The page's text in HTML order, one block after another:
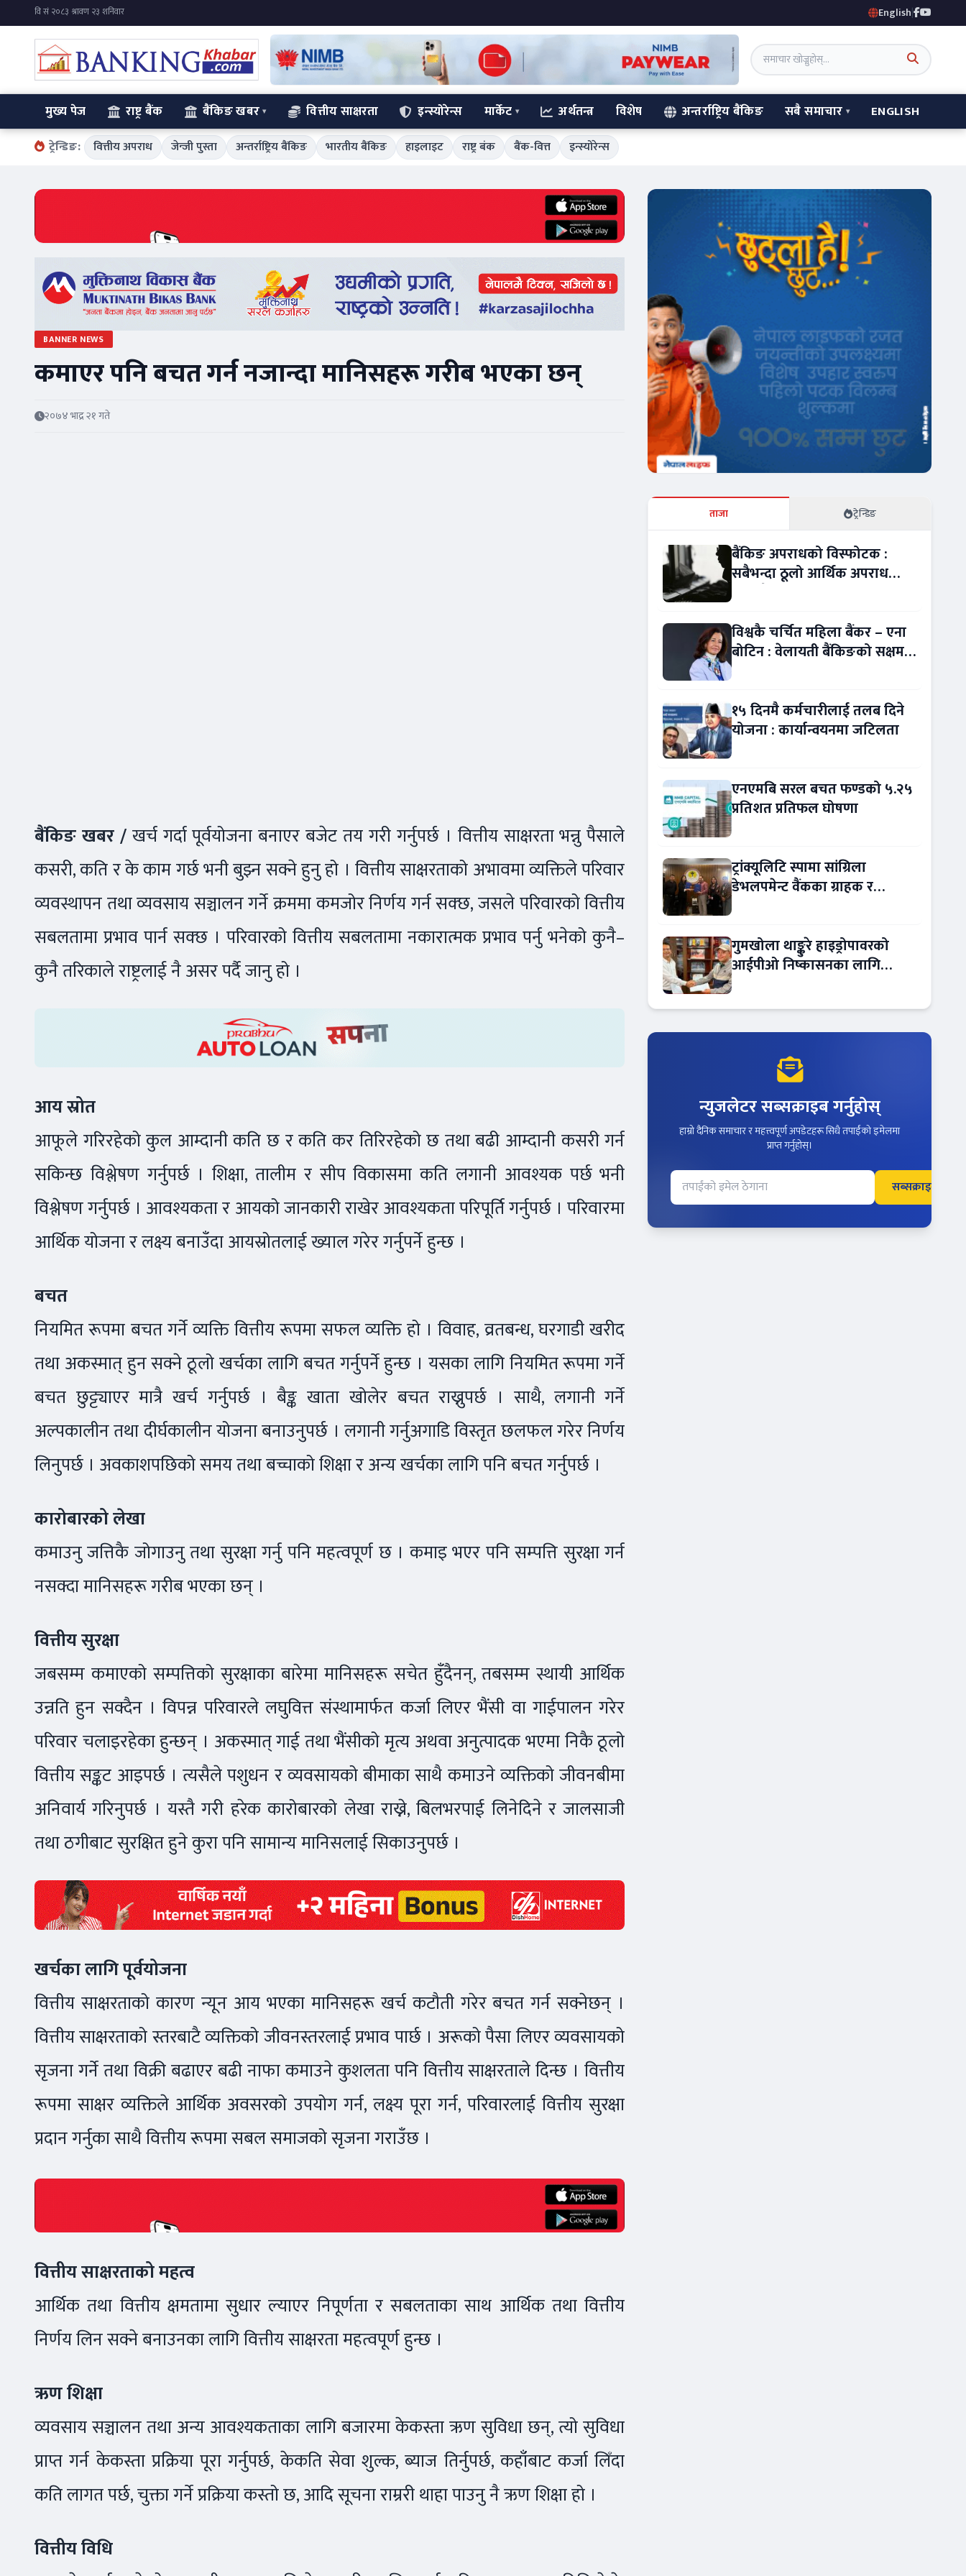
English|
मुख्य पेज राष्ट्र बैंक बैंकिङ खबर वित्तीय साक्षरता इन्स्योरेन्स मार्केट अर्थतन्त्र विशेष अन्तर्राष्ट्रिय बैंकिङ सबै समाचार ENGLISH
ट्रेन्डिङ: वित्तीय अपराध जेन्जी पुस्ता अन्तर्राष्ट्रिय बैंकिङ भारतीय बैंकिङ हाइलाइट राष्ट्र बंक बैंक-वित्त इन्स्योरेन्स
BANNER NEWS
कमाएर पनि बचत गर्न नजान्दा मानिसहरू गरीब भएका छन्
२०७४ भाद्र २१ गते
बैंकिङ खबर /खर्च गर्दा पूर्वयोजना बनाएर बजेट तय गरी गर्नुपर्छ । वित्तीय साक्षरता भन्नु पैसाले
कसरी, कति र के काम गर्छ भनी बुझ्न सक्ने हुनु हो । वित्तीय साक्षरताको अभावमा व्यक्तिले परिवार
व्यवस्थापन तथा व्यवसाय सञ्चालन गर्ने क्रममा कमजोर निर्णय गर्न सक्छ, जसले परिवारको वित्तीय
सबलतामा प्रभाव पार्न सक्छ । परिवारको वित्तीय सबलतामा नकारात्मक प्रभाव पर्नु भनेको कुनै–
कुनै तरिकाले राष्ट्रलाई नै असर पर्दै जानु हो ।
आय स्रोत
आफूले गरिरहेको कुल आम्दानी कति छ र कति कर तिरिरहेको छ तथा बढी आम्दानी कसरी गर्न
सकिन्छ विश्लेषण गर्नुपर्छ । शिक्षा, तालीम र सीप विकासमा कति लगानी आवश्यक पर्छ भनी
विश्लेषण गर्नुपर्छ । आवश्यकता र आयको जानकारी राखेर आवश्यकता परिपूर्ति गर्नुपर्छ । परिवारमा
आर्थिक योजना र लक्ष्य बनाउँदा आयस्रोतलाई ख्याल गरेर गर्नुपर्ने हुन्छ ।
बचत
नियमित रूपमा बचत गर्ने व्यक्ति वित्तीय रूपमा सफल व्यक्ति हो । विवाह, व्रतबन्ध, घरगाडी खरीद
तथा अकस्मात् हुन सक्ने ठूलो खर्चका लागि बचत गर्नुपर्ने हुन्छ । यसका लागि नियमित रूपमा गर्ने
बचत छुट्ट्याएर मात्रै खर्च गर्नुपर्छ । बैङ्क खाता खोलेर बचत राख्नुपर्छ । साथै, लगानी गर्ने
अल्पकालीन तथा दीर्घकालीन योजना बनाउनुपर्छ । लगानी गर्नुअगाडि विस्तृत छलफल गरेर निर्णय
लिनुपर्छ । अवकाशपछिको समय तथा बच्चाको शिक्षा र अन्य खर्चका लागि पनि बचत गर्नुपर्छ ।
कारोबारको लेखा
कमाउनु जत्तिकै जोगाउनु तथा सुरक्षा गर्नु पनि महत्वपूर्ण छ । कमाइ भएर पनि सम्पत्ति सुरक्षा गर्न
नसक्दा मानिसहरू गरीब भएका छन् ।
वित्तीय सुरक्षा
जबसम्म कमाएको सम्पत्तिको सुरक्षाका बारेमा मानिसहरू सचेत हुँदैनन्, तबसम्म स्थायी आर्थिक
उन्नति हुन सक्दैन । विपन्न परिवारले लघुवित्त संस्थामार्फत कर्जा लिएर भैंसी वा गाईपालन गरेर
परिवार चलाइरहेका हुन्छन् । अकस्मात् गाई तथा भैंसीको मृत्य अथवा अनुत्पादक भएमा निकै ठूलो
वित्तीय सङ्कट आइपर्छ । त्यसैले पशुधन र व्यवसायको बीमाका साथै कमाउने व्यक्तिको जीवनबीमा
अनिवार्य गरिनुपर्छ । यस्तै गरी हरेक कारोबारको लेखा राख्ने, बिलभरपाई लिनेदिने र जालसाजी
तथा ठगीबाट सुरक्षित हुने कुरा पनि सामान्य मानिसलाई सिकाउनुपर्छ ।
खर्चका लागि पूर्वयोजना
वित्तीय साक्षरताको कारण न्यून आय भएका मानिसहरू खर्च कटौती गरेर बचत गर्न सक्नेछन् ।
वित्तीय साक्षरताको स्तरबाटै व्यक्तिको जीवनस्तरलाई प्रभाव पार्छ । अरूको पैसा लिएर व्यवसायको
सृजना गर्ने तथा विक्री बढाएर बढी नाफा कमाउने कुशलता पनि वित्तीय साक्षरताले दिन्छ । वित्तीय
रूपमा साक्षर व्यक्तिले आर्थिक अवसरको उपयोग गर्न, लक्ष्य पूरा गर्न, परिवारलाई वित्तीय सुरक्षा
प्रदान गर्नुका साथै वित्तीय रूपमा सबल समाजको सृजना गराउँछ ।
वित्तीय साक्षरताको महत्व
आर्थिक तथा वित्तीय क्षमतामा सुधार ल्याएर निपूर्णता र सबलताका साथ आर्थिक तथा वित्तीय
निर्णय लिन सक्ने बनाउनका लागि वित्तीय साक्षरता महत्वपूर्ण हुन्छ ।
ऋण शिक्षा
व्यवसाय सञ्चालन तथा अन्य आवश्यकताका लागि बजारमा केकस्ता ऋण सुविधा छन्, त्यो सुविधा
प्राप्त गर्न केकस्ता प्रक्रिया पूरा गर्नुपर्छ, केकति सेवा शुल्क, ब्याज तिर्नुपर्छ, कहाँबाट कर्जा लिँदा
कति लागत पर्छ, चुक्ता गर्ने प्रक्रिया कस्तो छ, आदि सूचना राम्ररी थाहा पाउनु नै ऋण शिक्षा हो ।
वित्तीय विधि
ताजा ट्रेन्डिङ
बैंकिङ अपराधको विस्फोटक :
सबैभन्दा ठूलो आर्थिक अपराध
विश्वकै चर्चित महिला बैंकर – एना
बोटिन : वेलायती बैंकिङको सक्षम
१५ दिनमै कर्मचारीलाई तलब दिने
योजना : कार्यान्वयनमा जटिलता
एनएमबि सरल बचत फण्डको ५.२५
प्रतिशत प्रतिफल घोषणा
ट्रांक्यूलिटि स्पामा सांग्रिला
डेभलपमेन्ट वैंकका ग्राहक र
गुमखोला थाङ्कुरे हाइड्रोपावरको
आईपीओ निष्कासनका लागि
न्युजलेटर सब्सक्राइब गर्नुहोस्
हाम्रो दैनिक समाचार र महत्त्वपूर्ण अपडेटहरू सिधै तपाईंको इमेलमा
प्राप्त गर्नुहोस्।
सब्सक्राइब